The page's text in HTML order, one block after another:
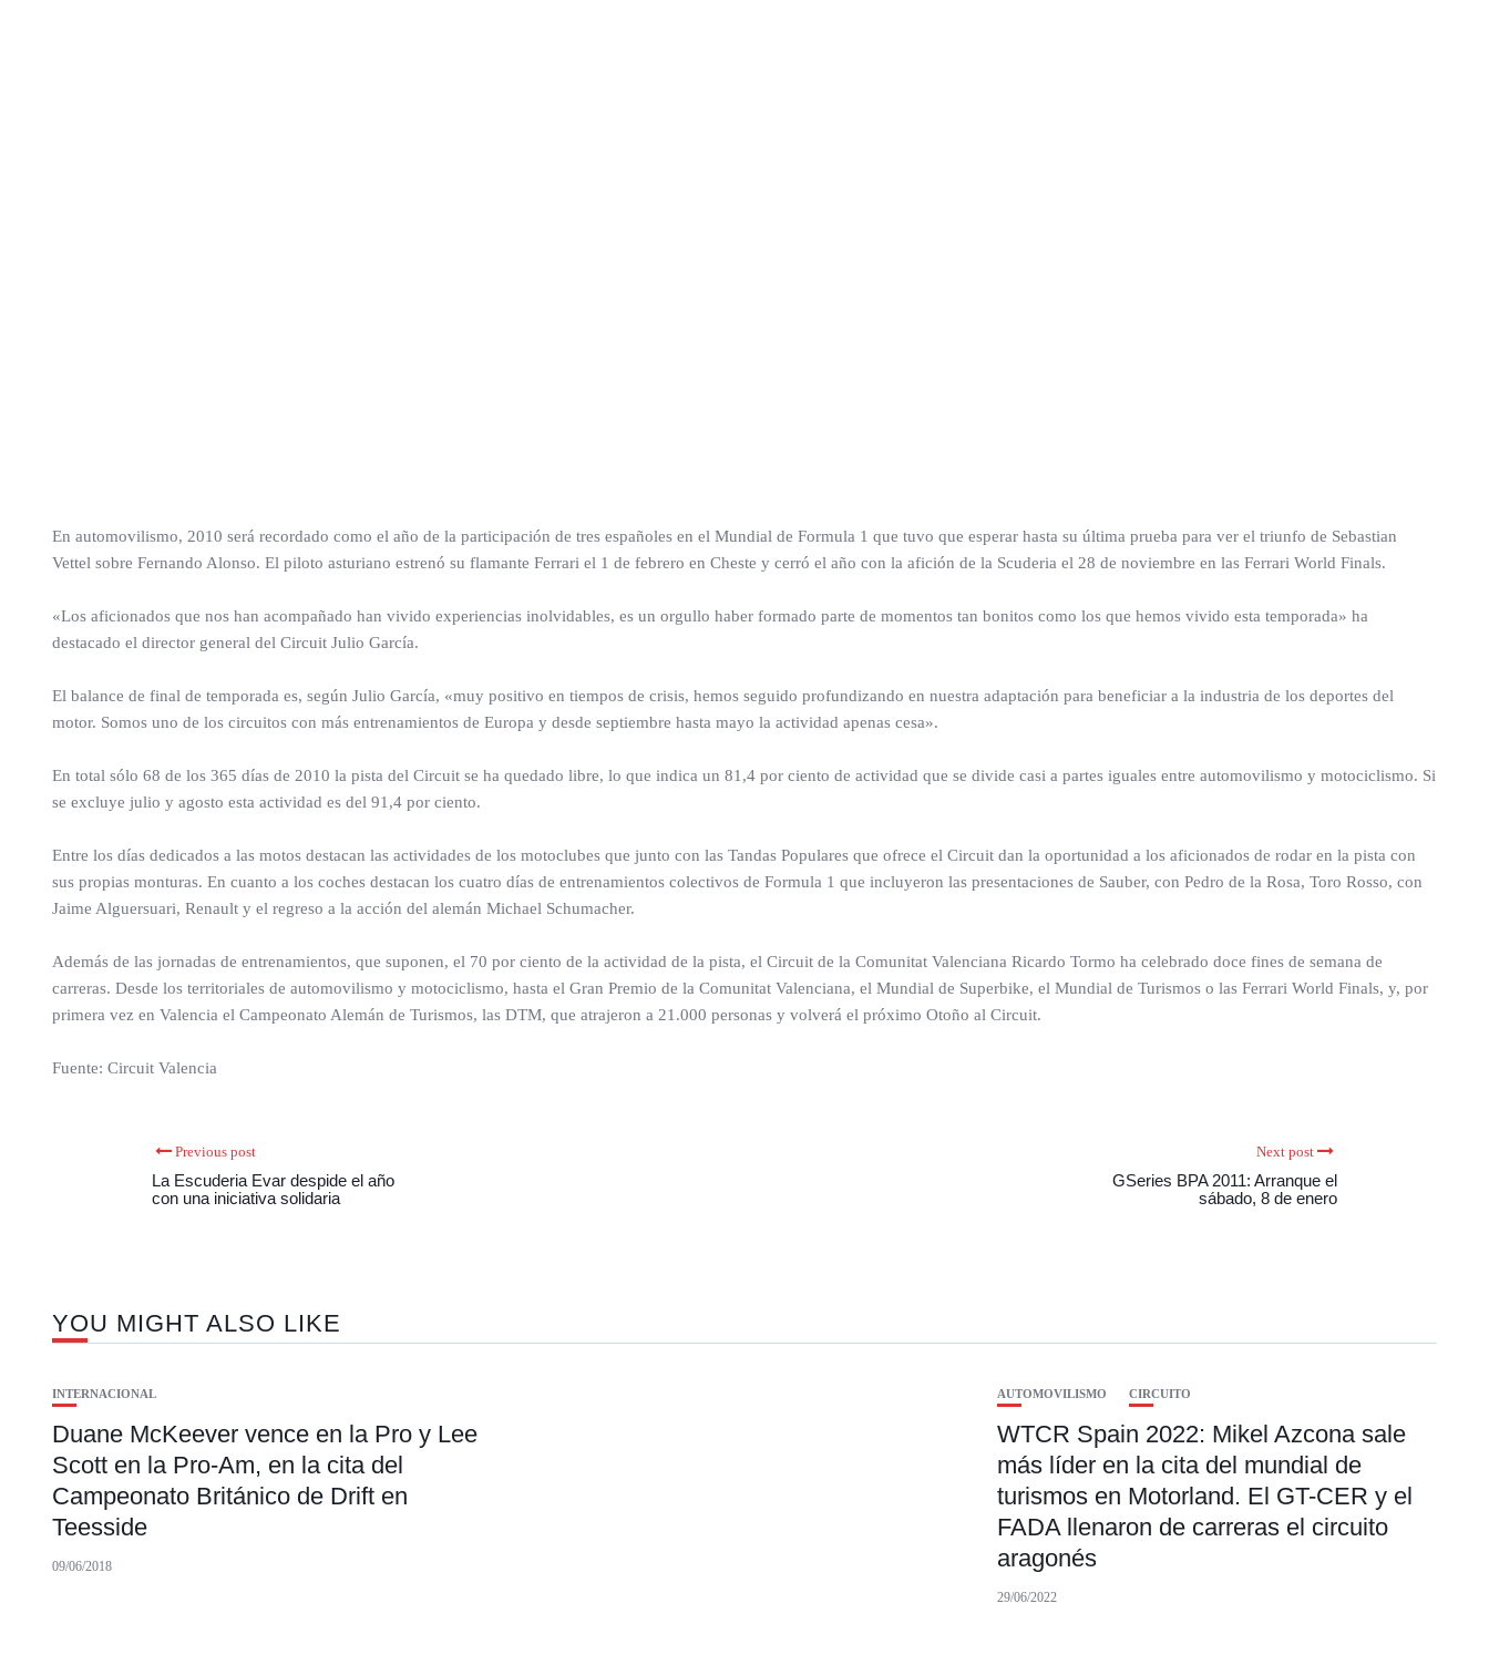
En automovilismo, 2010 será recordado como el año de la participación de tres españoles en el Mundial de Formula 1 que tuvo que esperar hasta su última prueba para ver el triunfo de Sebastian
Vettel sobre Fernando Alonso. El piloto asturiano estrenó su flamante Ferrari el 1 de febrero en Cheste y cerró el año con la afición de la Scuderia el 28 de noviembre en las Ferrari World Finals.
«Los aficionados que nos han acompañado han vivido experiencias inolvidables, es un orgullo haber formado parte de momentos tan bonitos como los que hemos vivido esta temporada» ha
destacado el director general del Circuit Julio García.
El balance de final de temporada es, según Julio García, «muy positivo en tiempos de crisis, hemos seguido profundizando en nuestra adaptación para beneficiar a la industria de los deportes del
motor. Somos uno de los circuitos con más entrenamientos de Europa y desde septiembre hasta mayo la actividad apenas cesa».
En total sólo 68 de los 365 días de 2010 la pista del Circuit se ha quedado libre, lo que indica un 81,4 por ciento de actividad que se divide casi a partes iguales entre automovilismo y motociclismo. Si
se excluye julio y agosto esta actividad es del 91,4 por ciento.
Entre los días dedicados a las motos destacan las actividades de los motoclubes que junto con las Tandas Populares que ofrece el Circuit dan la oportunidad a los aficionados de rodar en la pista con
sus propias monturas. En cuanto a los coches destacan los cuatro días de entrenamientos colectivos de Formula 1 que incluyeron las presentaciones de Sauber, con Pedro de la Rosa, Toro Rosso, con
Jaime Alguersuari, Renault y el regreso a la acción del alemán Michael Schumacher.
Además de las jornadas de entrenamientos, que suponen, el 70 por ciento de la actividad de la pista, el Circuit de la Comunitat Valenciana Ricardo Tormo ha celebrado doce fines de semana de
carreras. Desde los territoriales de automovilismo y motociclismo, hasta el Gran Premio de la Comunitat Valenciana, el Mundial de Superbike, el Mundial de Turismos o las Ferrari World Finals, y, por
primera vez en Valencia el Campeonato Alemán de Turismos, las DTM, que atrajeron a 21.000 personas y volverá el próximo Otoño al Circuit.
Fuente: Circuit Valencia
Previous post
La Escuderia Evar despide el año
con una iniciativa solidaria
Next post
GSeries BPA 2011: Arranque el
sábado, 8 de enero
YOU MIGHT ALSO LIKE
INTERNACIONAL
Duane McKeever vence en la Pro y Lee
Scott en la Pro-Am, en la cita del
Campeonato Británico de Drift en
Teesside
09/06/2018
AUTOMOVILISMO CIRCUITO
WTCR Spain 2022: Mikel Azcona sale
más líder en la cita del mundial de
turismos en Motorland. El GT-CER y el
FADA llenaron de carreras el circuito
aragonés
29/06/2022